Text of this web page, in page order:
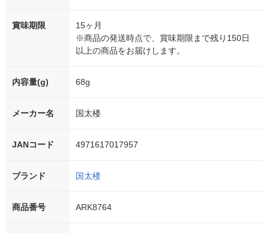
賞味期限
15ヶ月
※商品の発送時点で、賞味期限まで残り150日
以上の商品をお届けします。
内容量(g) 68g
メーカー名 国太楼
JANコード 4971617017957
ブランド 国太楼
商品番号 ARK8764